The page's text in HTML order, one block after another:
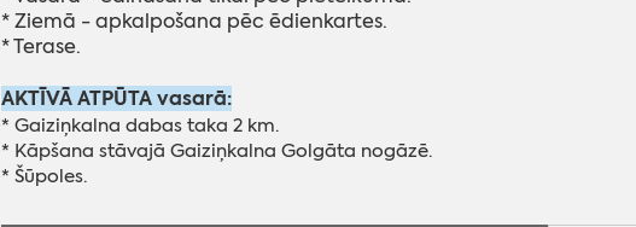
* Ziemā - apkalpošana pēc ēdienkartes.
* Terase.
AKTĪVĀ ATPŪTA vasarā:
* Gaiziņkalna dabas taka 2 km.
* Kāpšana stāvajā Gaiziņkalna Golgāta nogāzē.
* Šūpoles.